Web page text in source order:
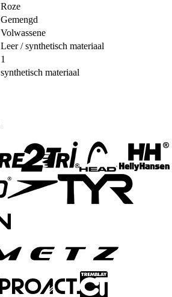
Roze
Gemengd
Volwassene
Leer / synthetisch materiaal
1
synthetisch materiaal